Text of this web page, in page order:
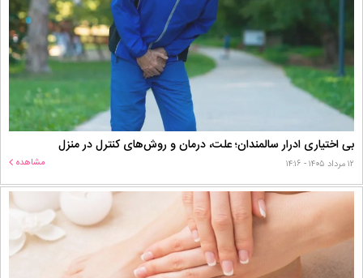
بی اختیاری ادرار سالمندان؛ علت، درمان و روش‌های کنترل در منزل
۱۲ مرداد ۱۴۰۵ - ۱۴:۱۶ مشاهده